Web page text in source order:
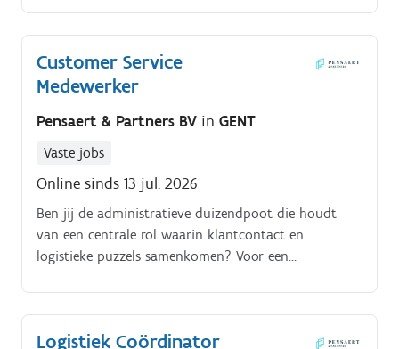
samenwerking met de logistieke verwerking in het
magazijn Facturatie en opvolging van
klantendossiers Verwerking van aanvragen naar
mutualiteiten, zorgkassen en verzekeringen Beheer en
coördinatoren van de commerciële binnendienst
Customer Service
Medewerker
Pensaert & Partners BV in GENT
Vaste jobs
Online sinds 13 jul. 2026
Ben jij de administratieve duizendpoot die houdt
van een centrale rol waarin klantcontact en
logistieke puzzels samenkomen? Voor een
logistiek.
Logistiek Coördinator